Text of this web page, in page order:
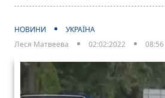
НОВИНИ
УКРАЇНА
Леся Матвеева
02:02:2022 08:56